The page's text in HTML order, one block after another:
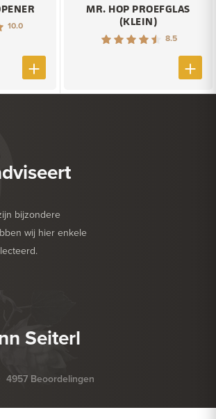
10.0
MR. HOP PROEFGLAS
(KLEIN)
8.5
bijzondere
wij hier enkele
Seiterl
4957 Beoordelingen